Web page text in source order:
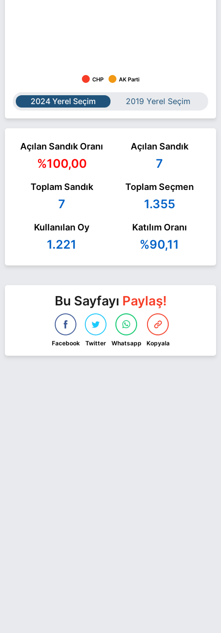
CHP AK Parti
2024 Yerel Seçim 2019 Yerel Seçim
Açılan Sandık Oranı
%100,00
Açılan Sandık
7
Toplam Sandık
7
Toplam Seçmen
1.355
Kullanılan Oy
1.221
Katılım Oranı
%90,11
Bu Sayfayı Paylaş!
Facebook Twitter Whatsapp Kopyala